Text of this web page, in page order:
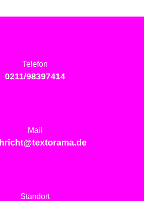
Telefon
0211/98397414
Mail
Standort